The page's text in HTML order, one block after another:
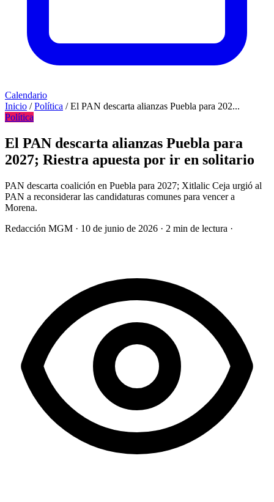
Calendario
Inicio / Política / El PAN descarta alianzas Puebla para 202...
Política
El PAN descarta alianzas Puebla para
2027; Riestra apuesta por ir en solitario
PAN descarta coalición en Puebla para 2027; Xitlalic Ceja urgió al
PAN a reconsiderar las candidaturas comunes para vencer a
Morena.
Redacción MGM · 10 de junio de 2026 · 2 min de lectura ·